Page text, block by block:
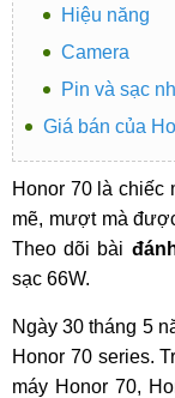
Hiệu năng
Camera
Pin và sạc
Giá bán của
Honor 70 là chiếc
mẽ, mượt mà
Theo dõi bài
sạc 66W.
Ngày 30 tháng 5
Honor 70 series.
máy Honor 70,